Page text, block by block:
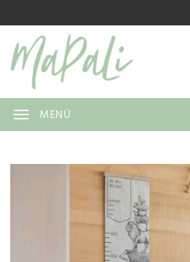
MENÜ